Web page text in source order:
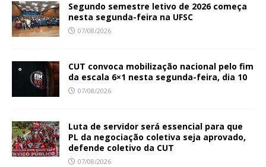
Segundo semestre letivo de 2026 começa
nesta segunda-feira na UFSC
07/08/2026
CUT convoca mobilização nacional pelo fim
da escala 6×1 nesta segunda-feira, dia 10
07/08/2026
Luta de servidor será essencial para que
PL da negociação coletiva seja aprovado,
defende coletivo da CUT
07/08/2026